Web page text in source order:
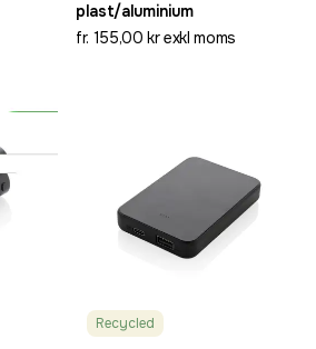
plast/aluminium
fr. 155,00 kr exkl moms
Recycled